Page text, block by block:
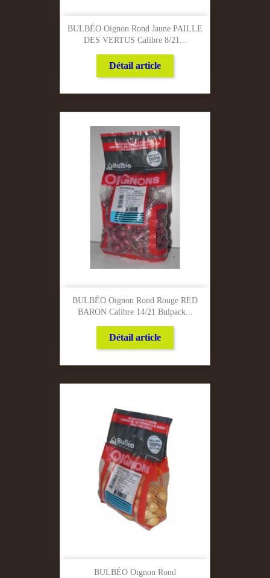
BULBÉO Oignon Rond Jaune PAILLE
DES VERTUS Calibre 8/21...
Détail article
BULBÉO Oignon Rond Rouge RED
BARON Calibre 14/21 Bulpack...
Détail article
BULBÉO Oignon Rond